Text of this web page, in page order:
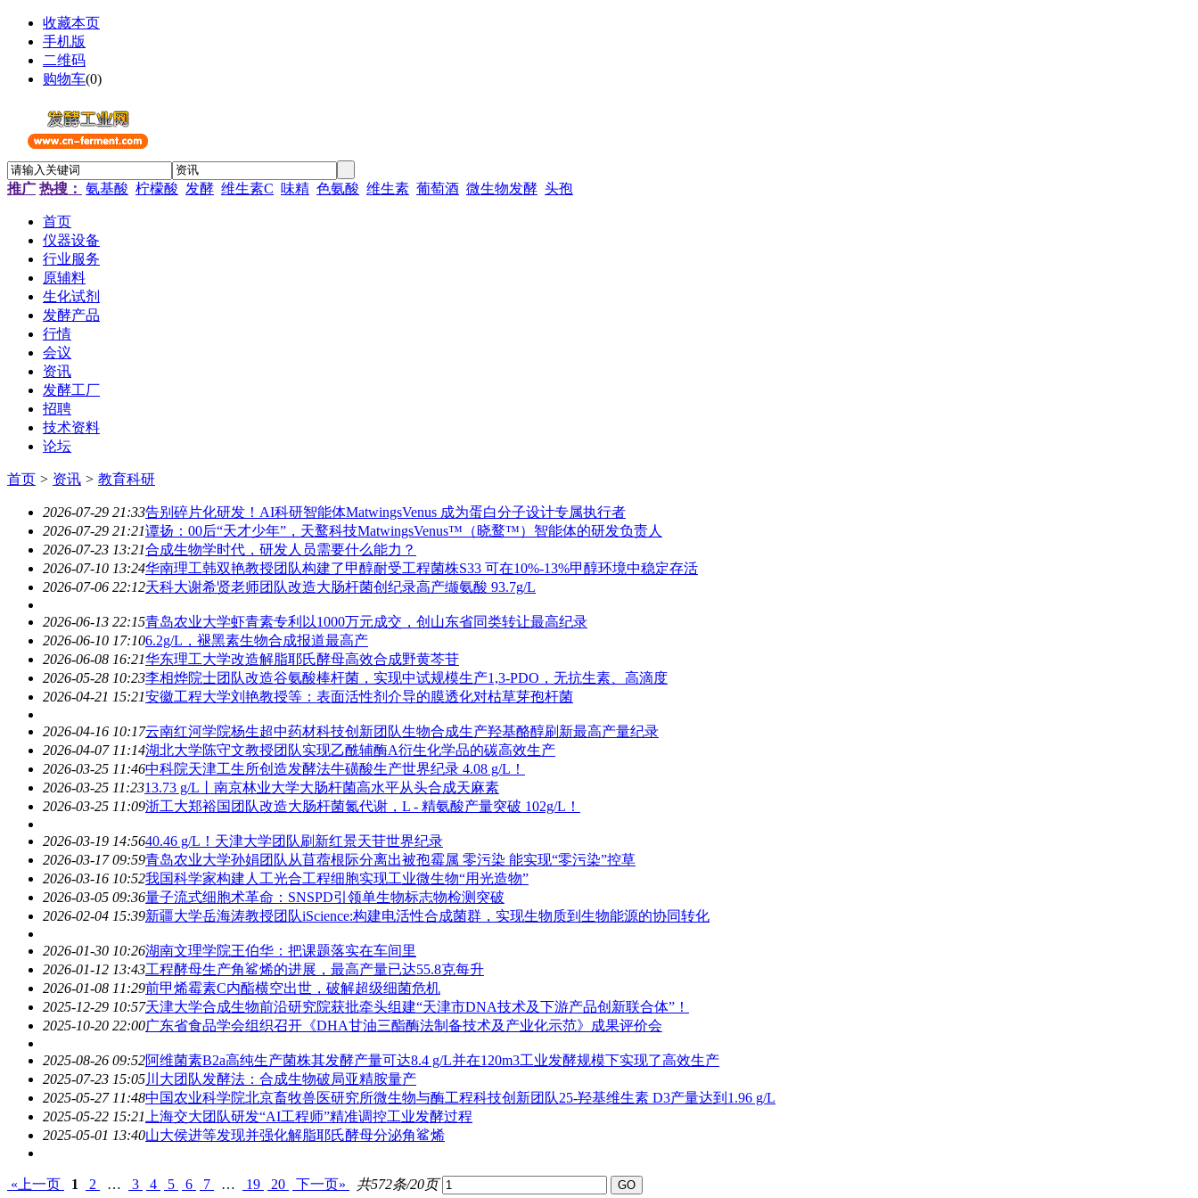
收藏本页
手机版
二维码
购物车(0)
推广 热搜： 氨基酸 柠檬酸 发酵 维生素C 味精 色氨酸 维生素 葡萄酒 微生物发酵 头孢
首页
仪器设备
行业服务
原辅料
生化试剂
发酵产品
行情
会议
资讯
发酵工厂
招聘
技术资料
论坛
首页 > 资讯 > 教育科研
2026-07-29 21:33告别碎片化研发！AI科研智能体MatwingsVenus 成为蛋白分子设计专属执行者
2026-07-29 21:21谭扬：00后“天才少年”，天鹜科技MatwingsVenus™（晓鹜™）智能体的研发负责人
2026-07-23 13:21合成生物学时代，研发人员需要什么能力？
2026-07-10 13:24华南理工韩双艳教授团队构建了甲醇耐受工程菌株S33 可在10%-13%甲醇环境中稳定存活
2026-07-06 22:12天科大谢希贤老师团队改造大肠杆菌创纪录高产缬氨酸 93.7g/L
2026-06-13 22:15青岛农业大学虾青素专利以1000万元成交，创山东省同类转让最高纪录
2026-06-10 17:106.2g/L，褪黑素生物合成报道最高产
2026-06-08 16:21华东理工大学改造解脂耶氏酵母高效合成野黄芩苷
2026-05-28 10:23李相烨院士团队改造谷氨酸棒杆菌，实现中试规模生产1,3-PDO，无抗生素、高滴度
2026-04-21 15:21安徽工程大学刘艳教授等：表面活性剂介导的膜透化对枯草芽孢杆菌
2026-04-16 10:17云南红河学院杨生超中药材科技创新团队生物合成生产羟基酪醇刷新最高产量纪录
2026-04-07 11:14湖北大学陈守文教授团队实现乙酰辅酶A衍生化学品的碳高效生产
2026-03-25 11:46中科院天津工生所创造发酵法牛磺酸生产世界纪录 4.08 g/L！
2026-03-25 11:2313.73 g/L丨南京林业大学大肠杆菌高水平从头合成天麻素
2026-03-25 11:09浙工大郑裕国团队改造大肠杆菌氮代谢，L - 精氨酸产量突破 102g/L！
2026-03-19 14:5640.46 g/L！天津大学团队刷新红景天苷世界纪录
2026-03-17 09:59青岛农业大学孙娟团队从苜蓿根际分离出被孢霉属 零污染 能实现“零污染”控草
2026-03-16 10:52我国科学家构建人工光合工程细胞实现工业微生物“用光造物”
2026-03-05 09:36量子流式细胞术革命：SNSPD引领单生物标志物检测突破
2026-02-04 15:39新疆大学岳海涛教授团队iScience:构建电活性合成菌群，实现生物质到生物能源的协同转化
2026-01-30 10:26湖南文理学院王伯华：把课题落实在车间里
2026-01-12 13:43工程酵母生产角鲨烯的进展，最高产量已达55.8克每升
2026-01-08 11:29前甲烯霉素C内酯横空出世，破解超级细菌危机
2025-12-29 10:57天津大学合成生物前沿研究院获批牵头组建“天津市DNA技术及下游产品创新联合体”！
2025-10-20 22:00广东省食品学会组织召开《DHA甘油三酯酶法制备技术及产业化示范》成果评价会
2025-08-26 09:52阿维菌素B2a高纯生产菌株其发酵产量可达8.4 g/L并在120m3工业发酵规模下实现了高效生产
2025-07-23 15:05川大团队发酵法：合成生物破局亚精胺量产
2025-05-27 11:48中国农业科学院北京畜牧兽医研究所微生物与酶工程科技创新团队25-羟基维生素 D3产量达到1.96 g/L
2025-05-22 15:21 上海交大团队研发“AI工程师”精准调控工业发酵过程
2025-05-01 13:40山大侯进等发现并强化解脂耶氏酵母分泌角鲨烯
«上一页 1 2 … 3 4 5 6 7 … 19 20 下一页» 共572条/20页